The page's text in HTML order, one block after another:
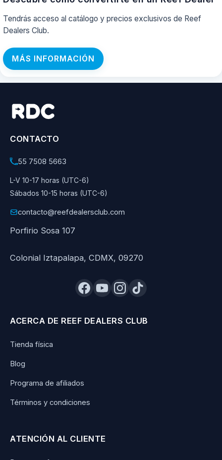
Tendrás acceso al catálogo y precios exclusivos de Reef
Dealers Club.
MÁS INFORMACIÓN
CONTACTO
55 7508 5663
L-V 10-17 horas (UTC-6)
Sábados 10-15 horas (UTC-6)
contacto@reefdealersclub.com
Porfirio Sosa 107
Colonial Iztapalapa, CDMX, 09270
ACERCA DE REEF DEALERS CLUB
Tienda física
Blog
Programa de afiliados
Términos y condiciones
ATENCIÓN AL CLIENTE